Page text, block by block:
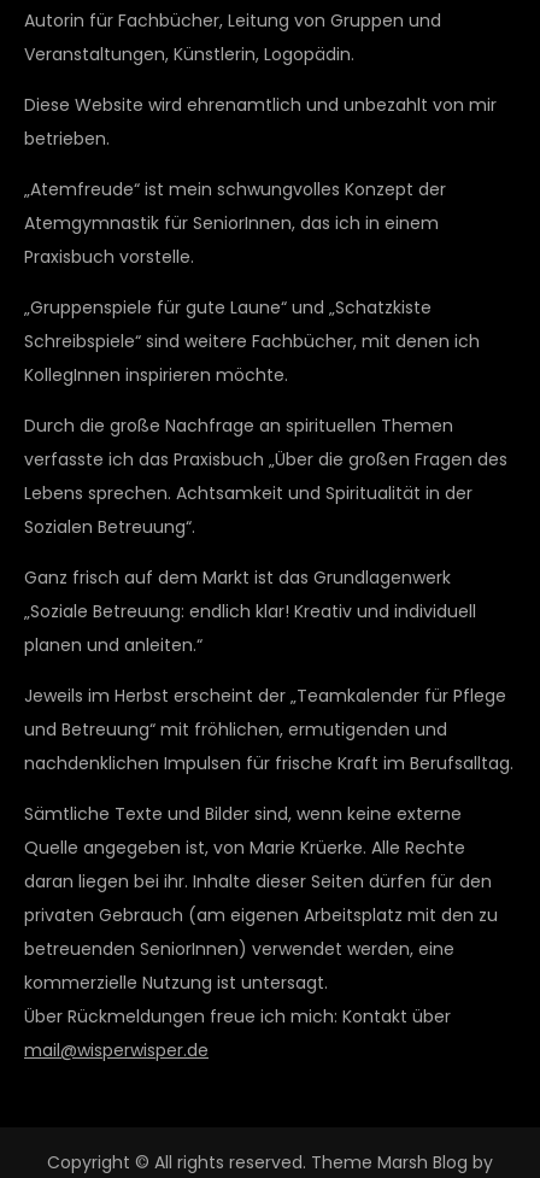
Autorin für Fachbücher, Leitung von Gruppen und
Veranstaltungen, Künstlerin, Logopädin.
Diese Website wird ehrenamtlich und unbezahlt von mir
betrieben.
„Atemfreude“ ist mein schwungvolles Konzept der
Atemgymnastik für SeniorInnen, das ich in einem
Praxisbuch vorstelle.
„Gruppenspiele für gute Laune“ und „Schatzkiste
Schreibspiele“ sind weitere Fachbücher, mit denen ich
KollegInnen inspirieren möchte.
Durch die große Nachfrage an spirituellen Themen
verfasste ich das Praxisbuch „Über die großen Fragen des
Lebens sprechen. Achtsamkeit und Spiritualität in der
Sozialen Betreuung“.
Ganz frisch auf dem Markt ist das Grundlagenwerk
„Soziale Betreuung: endlich klar! Kreativ und individuell
planen und anleiten.“
Jeweils im Herbst erscheint der „Teamkalender für Pflege
und Betreuung“ mit fröhlichen, ermutigenden und
nachdenklichen Impulsen für frische Kraft im Berufsalltag.
Sämtliche Texte und Bilder sind, wenn keine externe
Quelle angegeben ist, von Marie Krüerke. Alle Rechte
daran liegen bei ihr. Inhalte dieser Seiten dürfen für den
privaten Gebrauch (am eigenen Arbeitsplatz mit den zu
betreuenden SeniorInnen) verwendet werden, eine
kommerzielle Nutzung ist untersagt.
Über Rückmeldungen freue ich mich: Kontakt über
mail@wisperwisper.de
Copyright © All rights reserved. Theme Marsh Blog by